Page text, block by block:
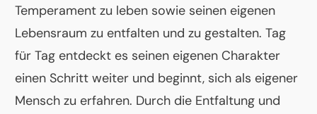
Temperament zu leben sowie seinen eigenen
Lebensraum zu entfalten und zu gestalten. Tag
für Tag entdeckt es seinen eigenen Charakter
einen Schritt weiter und beginnt, sich als eigener
Mensch zu erfahren. Durch die Entfaltung und